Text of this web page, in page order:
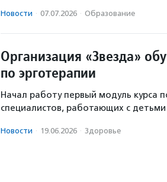
Новости · 07.07.2026 · Образование
Организация «Звезда»
по эрготерапии
Начал работу первый модуль курса
специалистов, работающих с
Новости · 19.06.2026 · Здоровье